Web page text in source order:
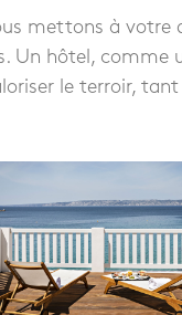
mettons à votre
Un hôtel, comme
le terroir,